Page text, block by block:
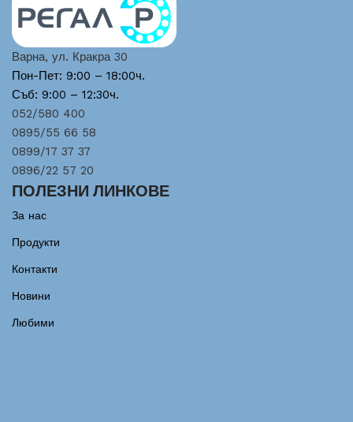
Варна, ул. Кракра 30
Пон-Пет: 9:00 – 18:00ч.
Съб: 9:00 – 12:30ч.
052/580 400
0895/55 66 58
0899/17 37 37
0896/22 57 20
ПОЛЕЗНИ ЛИНКОВЕ
За нас
Продукти
Контакти
Новини
Любими